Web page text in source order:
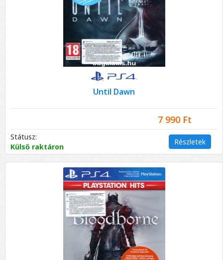
Until Dawn
7 990 Ft
Státusz:
Külső raktáron
Részletek